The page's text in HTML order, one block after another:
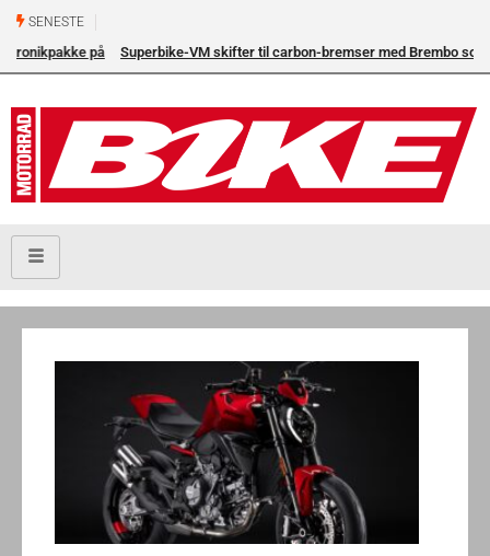
SENESTE
Superbike-VM skifter til carbon-bremser med Brembo som